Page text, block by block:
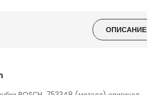
ОПИСАНИЕ